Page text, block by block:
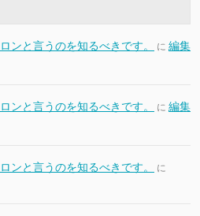
ンと言うのを知るべきです。 に 編集
ンと言うのを知るべきです。 に 編集
ンと言うのを知るべきです。
に